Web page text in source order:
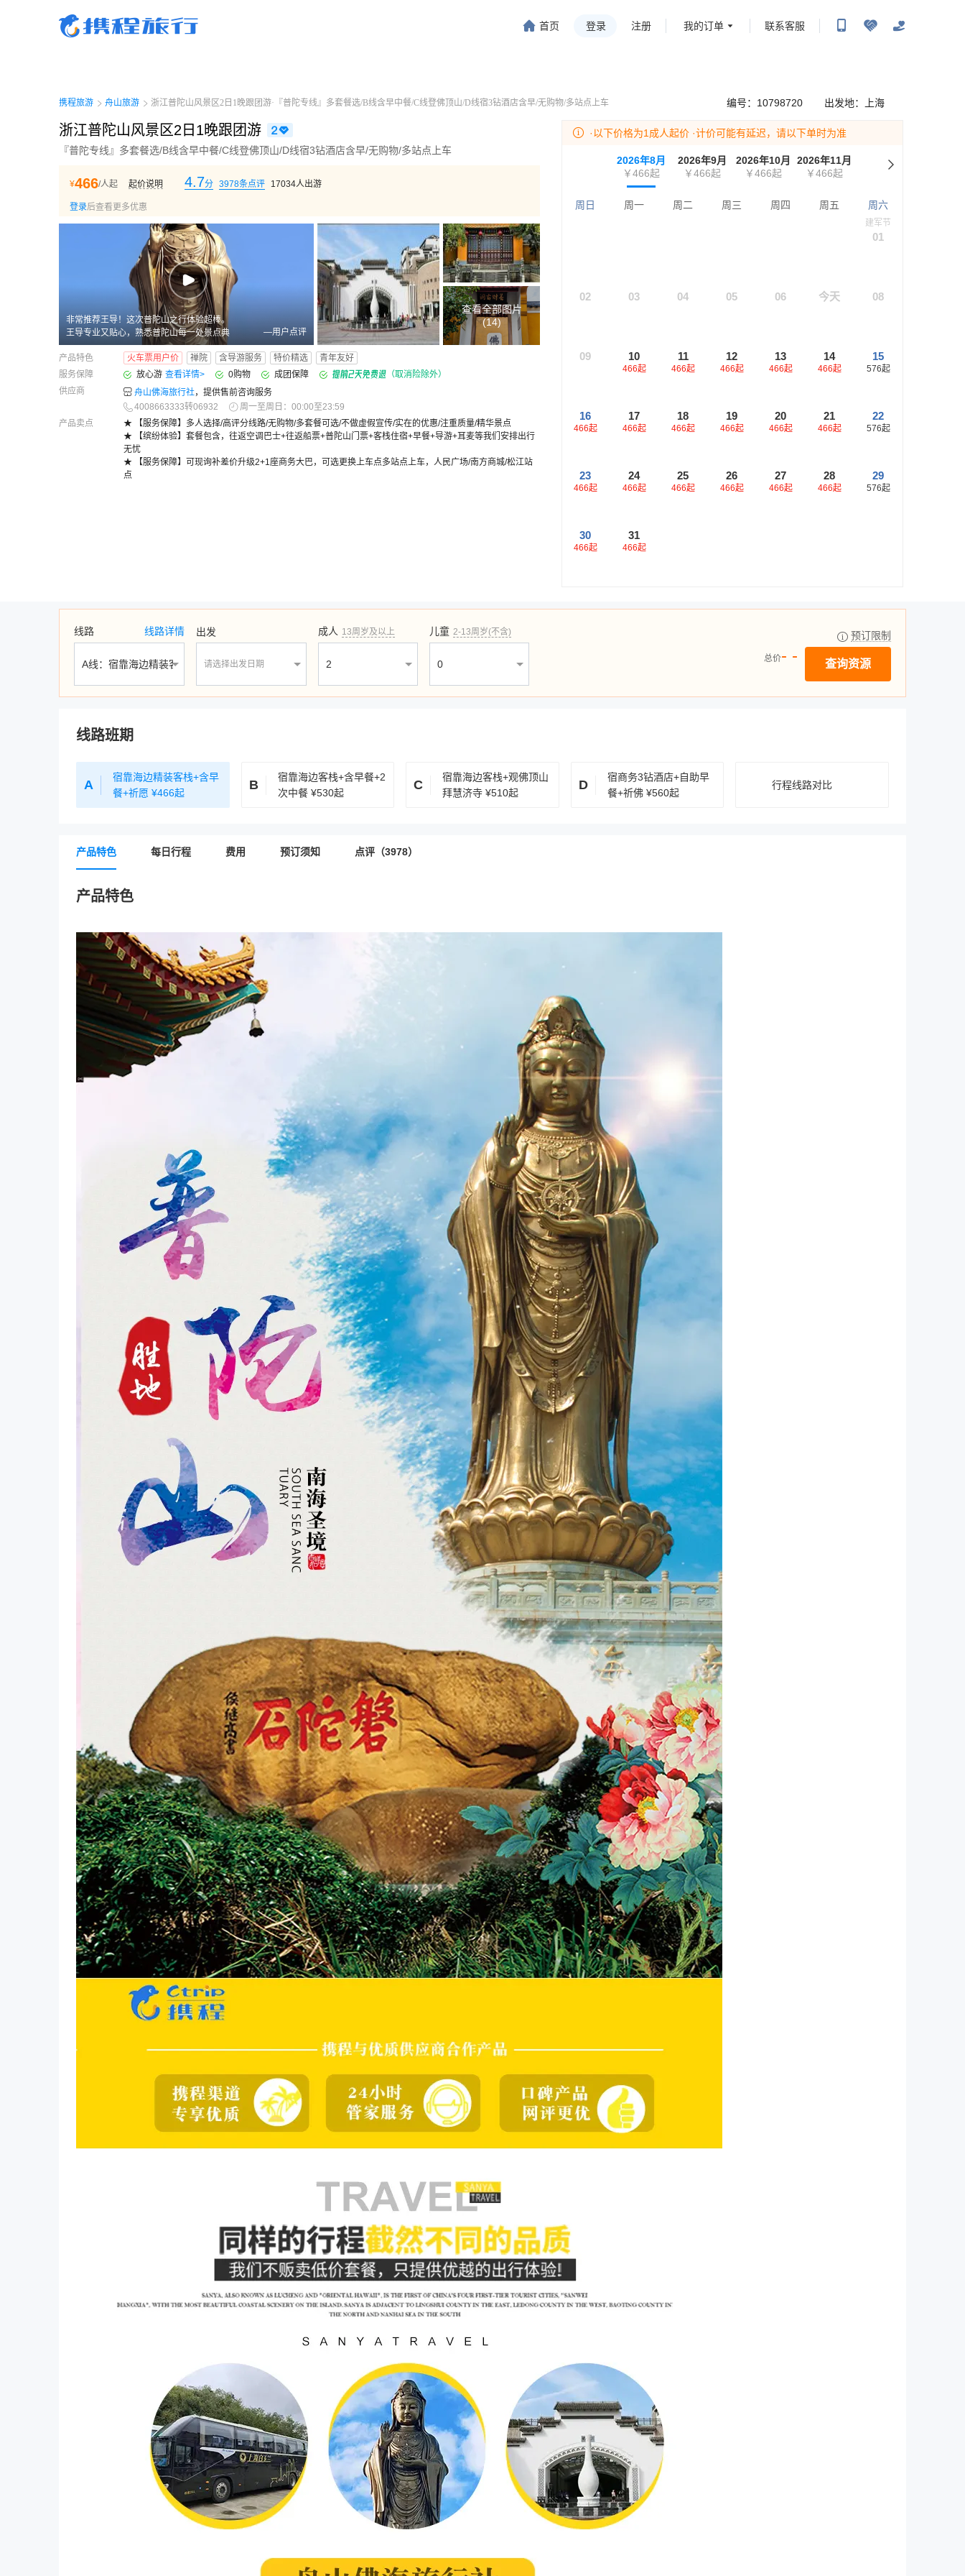
首页 登录 注册 我的订单 联系客服
携程旅游
舟山旅游 浙江普陀山风景区2日1晚跟团游·『普陀专线』多套餐选/B线含早中餐/C线登佛顶山/D线宿3钻酒店含早/无购物/多站点上车
浙江普陀山风景区2日1晚跟团游
『普陀专线』多套餐选/B线含早中餐/C线登佛顶山/D线宿3钻酒店含早/无购物/多站点上车
¥466/人起 起价说明 4.7分 3978条点评 17034人出游
登录后查看更多优惠
—用户点评
非常推荐王导！这次普陀山之行体验超棒。
王导专业又贴心，熟悉普陀山每一处景点典
故与礼佛文化，耐心讲解寺院历史、祈福礼
仪和许愿讲究。行程规划合理，避开人流不
赶路，全程细心提醒注意事项，服务周到温
和。跟着王导游玩省心又安心，沉浸式感受
海天佛国的静谧，旅途圆满舒心，值得强烈
查看全部图片
(14)
产品特色 火车票用户价 禅院 含导游服务 特价精选
青年友好
服务保障
放心游 查看详情> 0购物 成团保障
（取消险除外）
供应商
舟山佛海旅行社，提供售前咨询服务
4008663333转06932
周一至周日：00:00至23:59
产品卖点
★ 【服务保障】多人选择/高评分线路/无购物/多套餐可选/不做虚假宣传/实在的优惠/注重质量/精华景点
★ 【缤纷体验】套餐包含，往返空调巴士+往返船票+普陀山门票+客栈住宿+早餐+导游+耳麦等我们安排出行
无忧
★ 【服务保障】可现询补差价升级2+1座商务大巴，可选更换上车点多站点上车，人民广场/南方商城/松江站
点
出发地： 上海
编号： 10798720
·以下价格为1成人起价 ·计价可能有延迟，请以下单时为准
2026年8月
￥466起
2026年9月
￥466起
2026年10月
￥466起
2026年11月
￥466起
周日 周一 周二 周三 周四 周五 周六
建军节
01
02 03 04 05 06 今天 08
09 10
466起
11
466起
12
466起
13
466起
14
466起
15
576起
16
466起
17
466起
18
466起
19
466起
20
466起
21
466起
22
576起
23
466起
24
466起
25
466起
26
466起
27
466起
28
466起
29
576起
30
466起
31
466起
预订限制
查询资源
总价- -
线路 线路详情 出发
请选择出发日期
成人 13周岁及以上 儿童 2-13周岁(不含)
线路班期
A
宿靠海边精装客栈+含早
餐+祈愿 ¥466起
B
宿靠海边客栈+含早餐+2
次中餐¥530起
C
宿靠海边客栈+观佛顶山
拜慧济寺 ¥510起
D
宿商务3钻酒店+自助早
餐+祈佛¥560起
行程线路对比
产品特色 每日行程 费用 预订须知 点评（3978）
产品特色